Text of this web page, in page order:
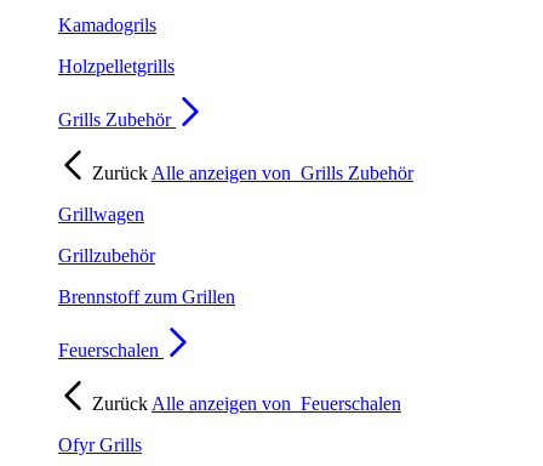
Kamadogrils
Holzpelletgrills
Grills Zubehör
Zurück Alle anzeigen von Grills Zubehör
Grillwagen
Grillzubehör
Brennstoff zum Grillen
Feuerschalen
Zurück Alle anzeigen von Feuerschalen
Ofyr Grills